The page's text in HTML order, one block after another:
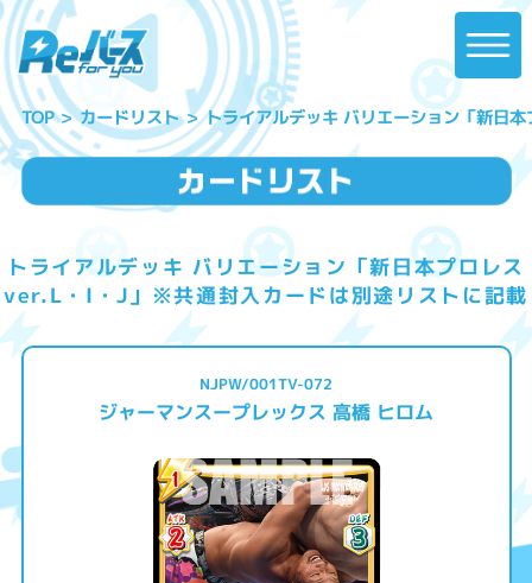
TOP カードリスト トライアルデッキ バリエーション「新日
トライアルデッキ バリエーション「新日本プロレス
ver.L・I・J」※共通封入カードは別途リストに記載
NJPW/001TV-072
ジャーマンスープレックス 高橋 ヒロム